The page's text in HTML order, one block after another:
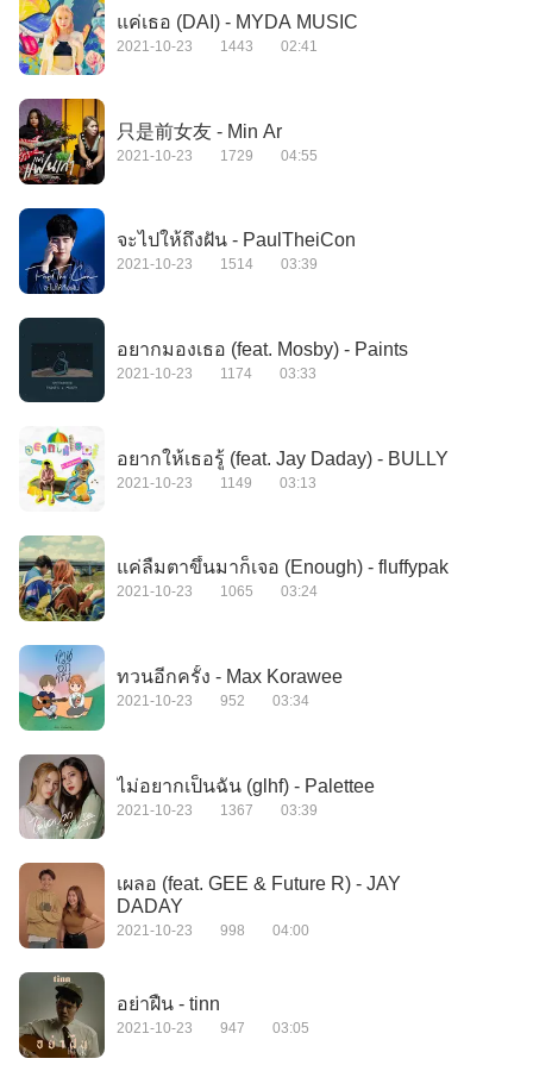
แค่เธอ (DAI) - MYDA MUSIC
2021-10-23 1443 02:41
只是前女友 - Min Ar
2021-10-23 1729 04:55
จะไปให้ถึงฝัน - PaulTheiCon
2021-10-23 1514 03:39
อยากมองเธอ (feat. Mosby) - Paints
2021-10-23 1174 03:33
อยากให้เธอรู้ (feat. Jay Daday) - BULLY
2021-10-23 1149 03:13
แค่ลืมตาขึ้นมาก็เจอ (Enough) - fluffypak
2021-10-23 1065 03:24
ทวนอีกครั้ง - Max Korawee
2021-10-23 952 03:34
ไม่อยากเป็นฉัน (glhf) - Palettee
2021-10-23 1367 03:39
เผลอ (feat. GEE & Future R) - JAY
DADAY
2021-10-23 998 04:00
อย่าฝืน - tinn
2021-10-23 947 03:05